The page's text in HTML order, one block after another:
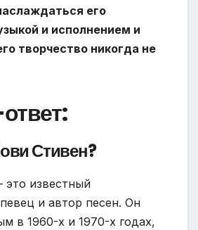
его
и исполнением и
творчество никогда не
Стивен?
известный
и автор песен. Он
в 1960-х и 1970-х годах,